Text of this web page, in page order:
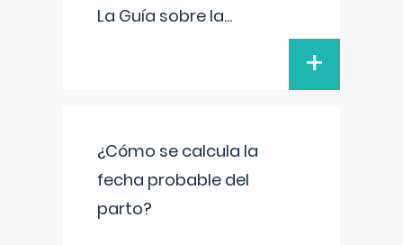
La Guía sobre la...
+
¿Cómo se calcula la
fecha probable del
parto?